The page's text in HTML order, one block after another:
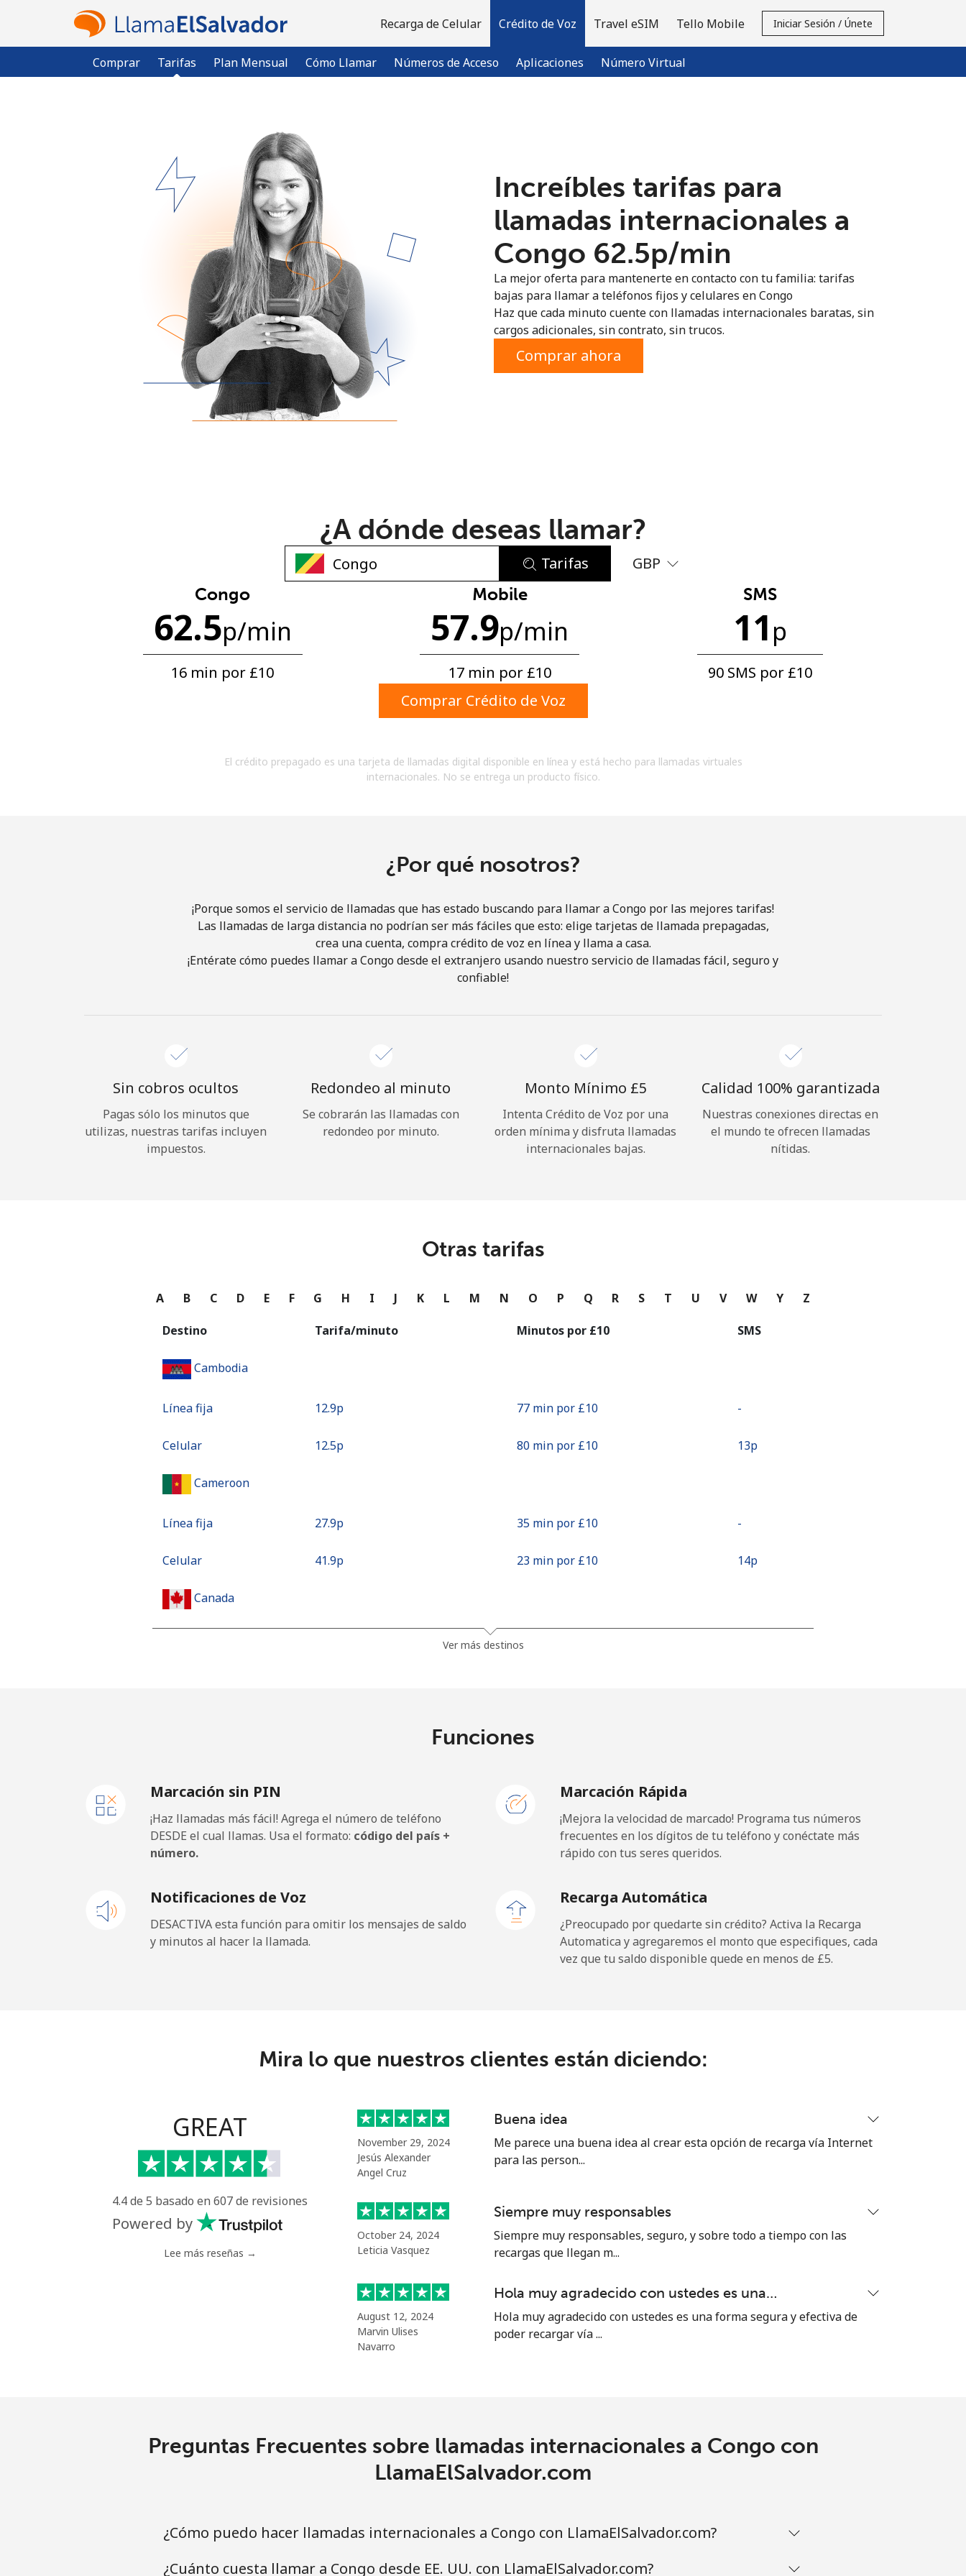
Recarga de Celular Crédito de Voz
Comprar Tarifas Plan Mensual Cómo Llamar Números de Acceso Aplicaciones Número Virtual
Travel eSIM Tello Mobile Iniciar Sesión / Únete
¿Ya tienes una cuenta? Inicia sesión →
Regístrate con
No se ha creado una contraseña
Mínimo 8 caracteres
Una letra mayúscula y una minúscula
Un caracter especial
acuerdo con estos
Términos y condiciones.
Únete
¡Hola!
Iniciar Sesión
Continuar con
Increíbles tarifas para
llamadas internacionales a
Congo ⁦62.5p⁩/min
La mejor oferta para mantenerte en contacto con tu familia: tarifas
bajas para llamar a teléfonos fijos y celulares en Congo
Haz que cada minuto cuente con llamadas internacionales baratas, sin
cargos adicionales, sin contrato, sin trucos.
Comprar ahora
¿A dónde deseas llamar?
Tarifas GBP
Congo
62.5p/min
16 min por ⁦£10⁩
Mobile
57.9p/min
17 min por ⁦£10⁩
SMS
11p
90 SMS por ⁦£10⁩
Comprar Crédito de Voz
El crédito prepagado es una tarjeta de llamadas digital disponible en línea y está hecho para llamadas virtuales
internacionales. No se entrega un producto físico.
¿Por qué nosotros?
¡Porque somos el servicio de llamadas que has estado buscando para llamar a Congo por las mejores tarifas!
Las llamadas de larga distancia no podrían ser más fáciles que esto: elige tarjetas de llamada prepagadas,
crea una cuenta, compra crédito de voz en línea y llama a casa.
¡Entérate cómo puedes llamar a Congo desde el extranjero usando nuestro servicio de llamadas fácil, seguro y
confiable!
Sin cobros ocultos
Pagas sólo los minutos que
utilizas, nuestras tarifas incluyen
impuestos.
Redondeo al minuto
Se cobrarán las llamadas con
redondeo por minuto.
Monto Mínimo ⁦£5⁩
Intenta Crédito de Voz por una
orden mínima y disfruta llamadas
internacionales bajas.
Calidad 100% garantizada
Nuestras conexiones directas en
el mundo te ofrecen llamadas
nítidas.
Otras tarifas
A B C D E F G H I J K L M N O P Q R S T U V W Y Z
Destino Tarifa/minuto Minutos por ⁦£10⁩ SMS
Cambodia
Línea fija ⁦12.9p⁩ 77 min por ⁦£10⁩ -
Celular ⁦12.5p⁩ 80 min por ⁦£10⁩ ⁦13p⁩
Cameroon
Línea fija ⁦27.9p⁩ 35 min por ⁦£10⁩ -
Celular ⁦41.9p⁩ 23 min por ⁦£10⁩ ⁦14p⁩
Canada
Caribbean Netherlands
Línea fija ⁦18.9p⁩ 52 min por ⁦£10⁩ -
Cayman Islands
Línea fija 60 min por ⁦£10⁩ -
⁦67.9p⁩ 14 min por ⁦£10⁩
Chad
Línea fija
18 min por ⁦£10⁩
Chile
285 min por ⁦£10⁩
665 min por ⁦£10⁩
Línea fija ⁦4.5p⁩ 222 min por ⁦£10⁩ -
222 min por ⁦£10⁩
Ver más destinos
Funciones
Marcación sin PIN
¡Haz llamadas más fácil! Agrega el número de teléfono
DESDE el cual llamas. Usa el formato: código del país +
número.
Marcación Rápida
¡Mejora la velocidad de marcado! Programa tus números
frecuentes en los dígitos de tu teléfono y conéctate más
rápido con tus seres queridos.
Notificaciones de Voz
DESACTIVA esta función para omitir los mensajes de saldo
y minutos al hacer la llamada.
Recarga Automática
¿Preocupado por quedarte sin crédito? Activa la Recarga
Automatica y agregaremos el monto que especifiques, cada
vez que tu saldo disponible quede en menos de ⁦£5⁩.
Mira lo que nuestros clientes están diciendo:
GREAT
4.4 de 5 basado en 607 de revisiones
Powered by
Lee más reseñas →
November 29, 2024
Jesús Alexander
Angel Cruz
Buena idea
Me parece una buena idea al crear esta opción de recarga vía Internet
para las person...
October 24, 2024
Leticia Vasquez
Siempre muy responsables
Siempre muy responsables, seguro, y sobre todo a tiempo con las
recargas que llegan m...
August 12, 2024
Marvin Ulises
Navarro
Hola muy agradecido con ustedes es una…
Hola muy agradecido con ustedes es una forma segura y efectiva de
poder recargar vía ...
Preguntas Frecuentes sobre llamadas internacionales a Congo con
LlamaElSalvador.com
¿Cómo puedo hacer llamadas internacionales a Congo con LlamaElSalvador.com?
¿Cuánto cuesta llamar a Congo desde EE. UU. con LlamaElSalvador.com?